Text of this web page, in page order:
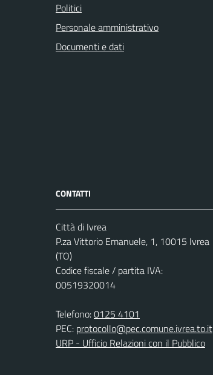
Politici
Personale amministrativo
Documenti e dati
CONTATTI
Città di Ivrea
P.za Vittorio Emanuele, 1, 10015 Ivrea
(TO)
Codice fiscale / partita IVA:
00519320014
Telefono:0125 4101
PEC: protocollo@pec.comune.ivrea.to.it
URP - Ufficio Relazioni con il Pubblico